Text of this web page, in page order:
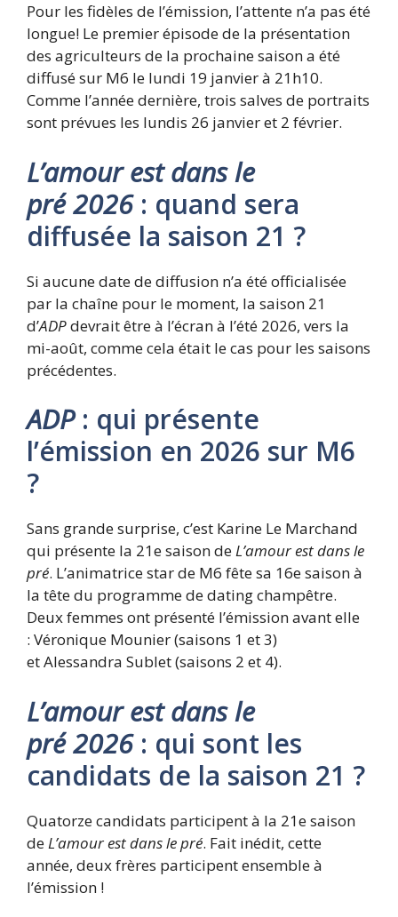
Pour les fidèles de l’émission, l’attente n’a pas été
longue! Le premier épisode de la présentation
des agriculteurs de la prochaine saison a été
diffusé sur M6 le lundi 19 janvier à 21h10.
Comme l’année dernière, trois salves de portraits
sont prévues les lundis 26 janvier et 2 février.
L’amour est dans le
pré2026: quand sera
diffusée la saison 21 ?
Si aucune date de diffusion n’a été officialisée
par la chaîne pour le moment, la saison 21
d’ADPdevrait être à l’écran à l’été 2026, vers la
mi-août, comme cela était le cas pour les saisons
précédentes.
ADP: qui présente
l’émission en 2026 sur M6
?
Sans grande surprise, c’est Karine Le Marchand
qui présente la 21e saison deL’amour est dans le
pré. L’animatrice star de M6 fête sa 16e saison à
la tête du programme de dating champêtre.
Deux femmes ont présenté l’émission avant elle
: Véronique Mounier (saisons 1 et 3)
et Alessandra Sublet (saisons 2 et 4).
L’amour est dans le
pré2026: qui sont les
candidats de la saison 21 ?
Quatorze candidats participent à la 21e saison
deL’amour est dans le pré. Fait inédit, cette
année, deux frères participent ensemble à
l’émission !